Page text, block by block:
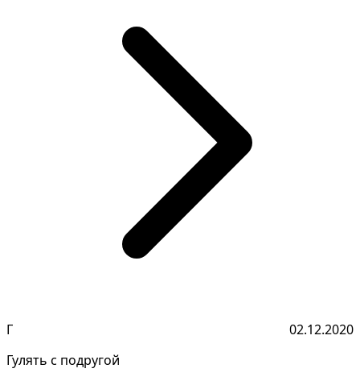
Г
02.12.2020
Гулять с подругой